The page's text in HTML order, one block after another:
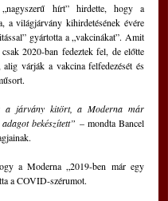
hírt” hirdette, hogy a
a világjárvány kihirdetésének évére
gyártotta a „vakcinákat”. Amit
2020-ban fedeztek fel, de előtte
alig várják a vakcina felfedezését és
a járvány kitört, a Moderna már
bekészített” – mondta Bancel
a Moderna „2019-ben már egy
a COVID-szérumot.